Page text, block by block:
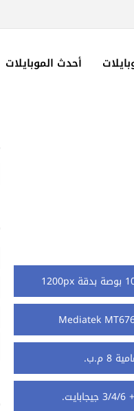
أحدث الموبايلات
Mediatek